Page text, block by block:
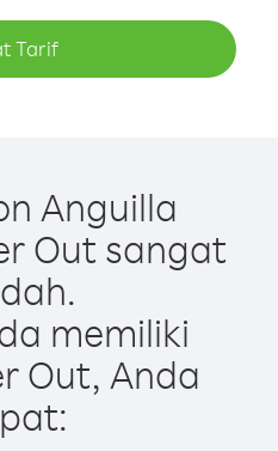
Tarif
Anguilla
Out sangat
memiliki
Out, Anda